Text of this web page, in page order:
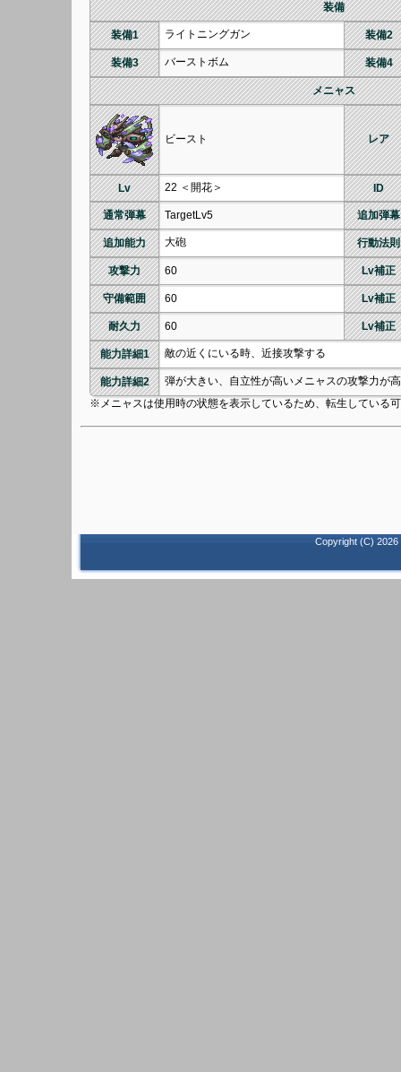
装備
装備1 ライトニングガン 装備2
装備3 バーストボム 装備4
メニャス
ビースト レア
Lv 22 ＜開花＞ ID
通常弾幕 TargetLv5 追加弾幕
追加能力 大砲 行動法則
攻撃力 60 Lv補正
守備範囲 60 Lv補正
耐久力 60 Lv補正
能力詳細1 敵の近くにいる時、近接攻撃する
能力詳細2
弾が大きい、自立性が高いメニャスの攻撃力が
※メニャスは使用時の状態を表示しているため、転生している
Copyright (C) 2026